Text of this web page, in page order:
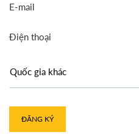
E-mail
Điện thoại
ĐĂNG KÝ